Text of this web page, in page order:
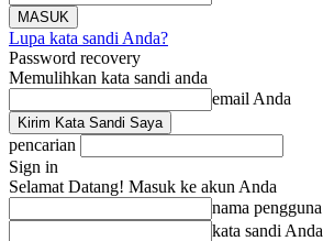
Lupa kata sandi Anda?
Password recovery
Memulihkan kata sandi anda
email Anda
pencarian
Sign in
Selamat Datang! Masuk ke akun Anda
nama pengguna
kata sandi Anda